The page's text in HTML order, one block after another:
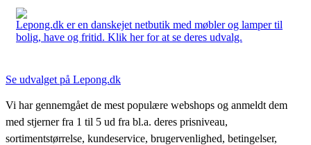
Lepong.dk er en danskejet netbutik med møbler og lamper til
bolig, have og fritid. Klik her for at se deres udvalg.
Se udvalget på Lepong.dk
Vi har gennemgået de mest populære webshops og anmeldt dem
med stjerner fra 1 til 5 ud fra bl.a. deres prisniveau,
sortimentstørrelse, kundeservice, brugervenlighed, betingelser,